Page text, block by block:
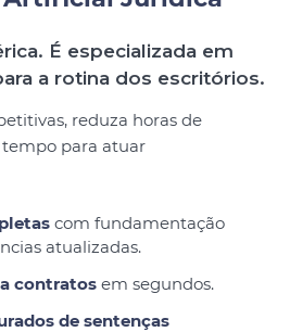
É especializada em
a rotina dos escritórios.
reduza horas de
para atuar
com fundamentação
atualizadas.
contratosem segundos.
de sentenças